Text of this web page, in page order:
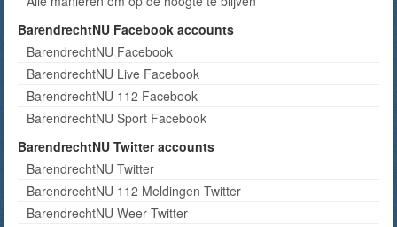
BarendrechtNU Facebook accounts
BarendrechtNU Facebook
BarendrechtNU Live Facebook
BarendrechtNU 112 Facebook
BarendrechtNU Sport Facebook
BarendrechtNU Twitter accounts
BarendrechtNU Twitter
BarendrechtNU 112 Meldingen Twitter
BarendrechtNU Weer Twitter